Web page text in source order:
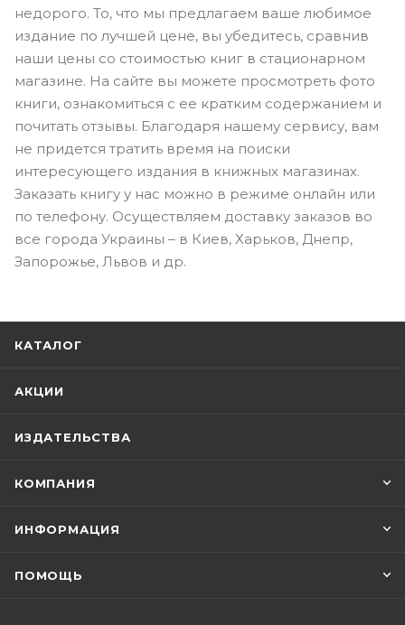
недорого. То, что мы предлагаем ваше любимое
издание по лучшей цене, вы убедитесь, сравнив
наши цены со стоимостью книг в стационарном
магазине. На сайте вы можете просмотреть фото
книги, ознакомиться с ее кратким содержанием и
почитать отзывы. Благодаря нашему сервису, вам
не придется тратить время на поиски
интересующего издания в книжных магазинах.
Заказать книгу у нас можно в режиме онлайн или
по телефону. Осуществляем доставку заказов во
все города Украины – в Киев, Харьков, Днепр,
Запорожье, Львов и др.
КАТАЛОГ
АКЦИИ
ИЗДАТЕЛЬСТВА
КОМПАНИЯ
ИНФОРМАЦИЯ
ПОМОЩЬ